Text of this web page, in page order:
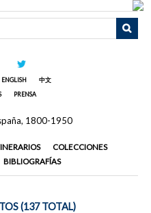
ENGLISH
中文
PRENSA
COLECCIONES
BIBLIOGRAFÍAS
(137 TOTAL)